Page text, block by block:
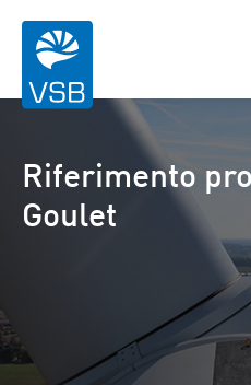
Riferimento
Goulet